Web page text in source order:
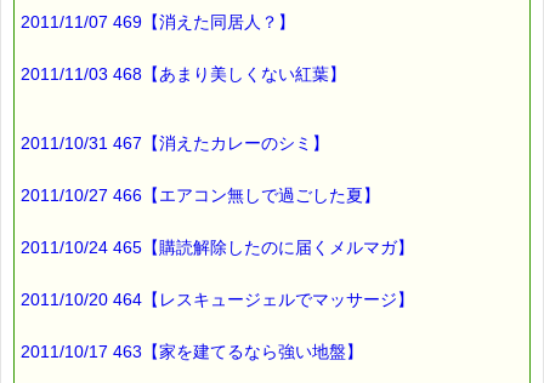
レスキューレメディ2本をプラスした
25% off の 62,800円 でご提供いたします。
１本当たり 1,570円 です。
全て、最新のバッチフラワーで、
▼新春限定！！ フルセットを 25.2% off でご提供
2011/11/07 469【消えた同居人？】
2011/11/03 468【あまり美しくない紅葉】
2011/10/31 467【消えたカレーのシミ】
2011/10/27 466【エアコン無しで過ごした夏】
2011/10/24 465【購読解除したのに届くメルマガ】
2011/10/20 464【レスキュージェルでマッサージ】
2011/10/17 463【家を建てるなら強い地盤】